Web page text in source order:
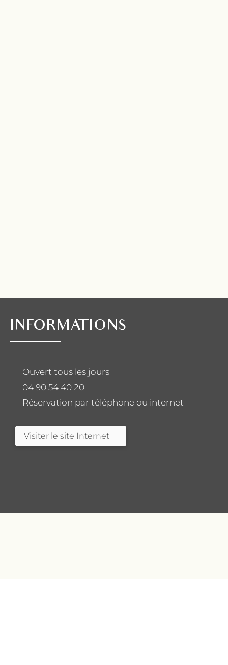
INFORMATIONS
Ouvert tous les jours
04 90 54 40 20
Réservation par téléphone ou internet
Visiter le site Internet